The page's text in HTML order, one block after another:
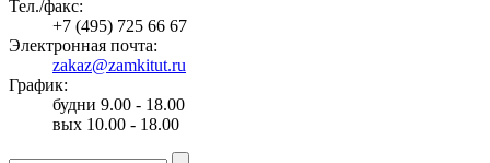
Тел./факс:
+7 (495) 725 66 67
Электронная почта:
zakaz@zamkitut.ru
График:
будни 9.00 - 18.00
вых 10.00 - 18.00